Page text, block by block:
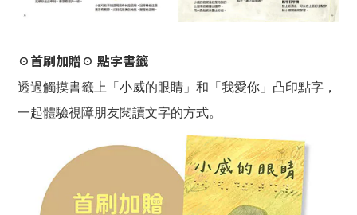
☉首刷加贈☉ 點字書籤
透過觸摸書籤上「小威的眼睛」和「我愛你」凸印點字，
一起體驗視障朋友閱讀文字的方式。